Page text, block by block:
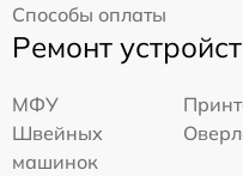
Способы оплаты
Ремонт
МФУ
Швейных
машинок